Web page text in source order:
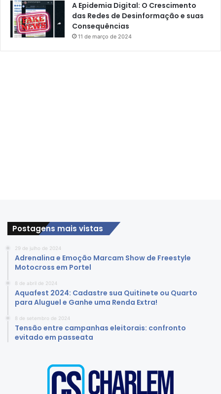
A Epidemia Digital: O Crescimento
das Redes de Desinformação e suas
Consequências
11 de março de 2024
Postagens mais vistas
29 de julho de 2024
Adrenalina e Emoção Marcam Show de Freestyle
Motocross em Portel
8 de abril de 2024
Aquafest 2024: Cadastre sua Quitinete ou Quarto
para Aluguel e Ganhe uma Renda Extra!
8 de setembro de 2024
Tensão entre campanhas eleitorais: confronto
evitado em passeata